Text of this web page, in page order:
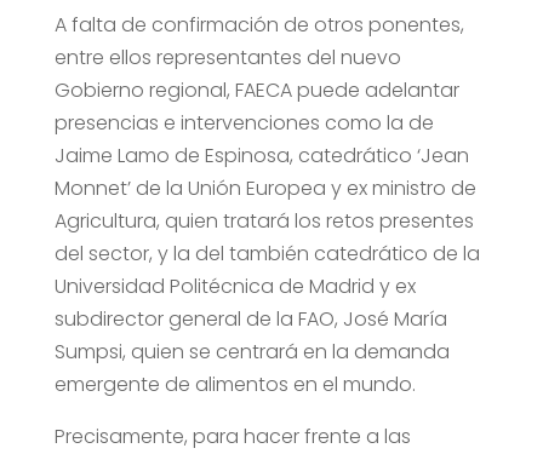
A falta de confirmación de otros ponentes,
entre ellos representantes del nuevo
Gobierno regional, FAECA puede adelantar
presencias e intervenciones como la de
Jaime Lamo de Espinosa, catedrático ‘Jean
Monnet’ de la Unión Europea y ex ministro de
Agricultura, quien tratará los retos presentes
del sector, y la del también catedrático de la
Universidad Politécnica de Madrid y ex
subdirector general de la FAO, José María
Sumpsi, quien se centrará en la demanda
emergente de alimentos en el mundo.
Precisamente, para hacer frente a las